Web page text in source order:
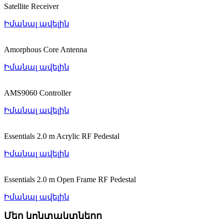
Satellite Receiver
Իմանալ ավելին
Amorphous Core Antenna
Իմանալ ավելին
AMS9060 Controller
Իմանալ ավելին
Essentials 2.0 m Acrylic RF Pedestal
Իմանալ ավելին
Essentials 2.0 m Open Frame RF Pedestal
Իմանալ ավելին
Մեր կոնտակտները